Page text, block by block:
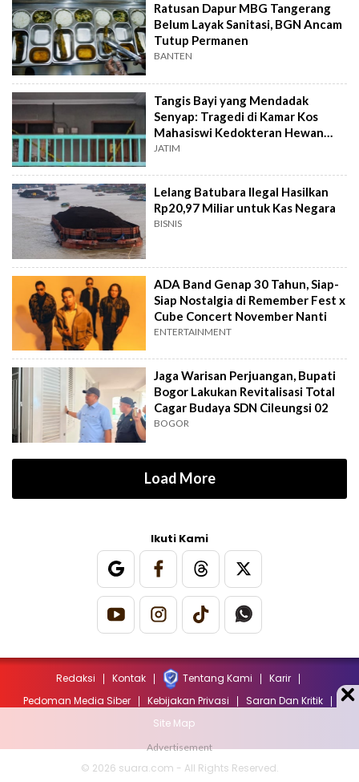
Ratusan Dapur MBG Tangerang
Belum Layak Sanitasi, BGN Ancam
Tutup Permanen
BANTEN
Tangis Bayi yang Mendadak
Senyap: Tragedi di Kamar Kos
Mahasiswi Kedokteran Hewan
Surabaya
JATIM
Lelang Batubara Ilegal Hasilkan
Rp20,97 Miliar untuk Kas Negara
BISNIS
ADA Band Genap 30 Tahun, Siap-
Siap Nostalgia di Remember Fest x
Cube Concert November Nanti
ENTERTAINMENT
Jaga Warisan Perjuangan, Bupati
Bogor Lakukan Revitalisasi Total
Cagar Budaya SDN Cileungsi 02
BOGOR
Load More
Ikuti Kami
Redaksi Kontak Tentang Kami
Karir
Pedoman Media Siber
Kebijakan Privasi
Saran Dan Kritik
Site Map
© 2026 suara.com - All Rights Reserved.